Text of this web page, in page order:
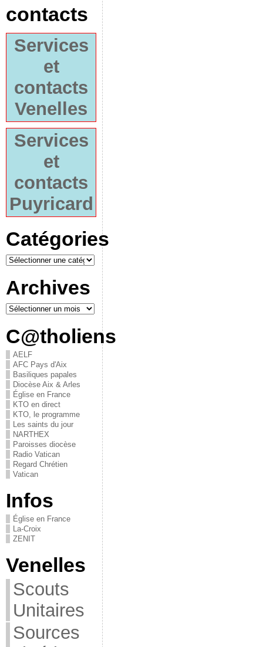
contacts
Services
et
contacts
Venelles
Services
et
contacts
Puyricard
Catégories
Archives
C@tholiens
AELF
AFC Pays d'Aix
Basiliques papales
Diocèse Aix & Arles
Église en France
KTO en direct
KTO, le programme
Les saints du jour
NARTHEX
Paroisses diocèse
Radio Vatican
Regard Chrétien
Vatican
Infos
Église en France
La-Croix
ZENIT
Venelles
Scouts
Unitaires
Sources